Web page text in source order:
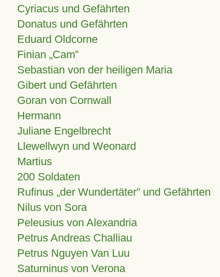
Cyriacus und Gefährten
Donatus und Gefährten
Eduard Oldcorne
Finian Cam
Sebastian von der heiligen Maria
Gibert und Gefährten
Goran von Cornwall
Hermann
Juliane Engelbrecht
Llewellwyn und Weonard
Martius
200 Soldaten
Rufinus „der Wundertäter” und Gefährten
Nilus von Sora
Peleusius von Alexandria
Petrus Andreas Challiau
Petrus Nguyen Van Luu
Saturninus von Verona